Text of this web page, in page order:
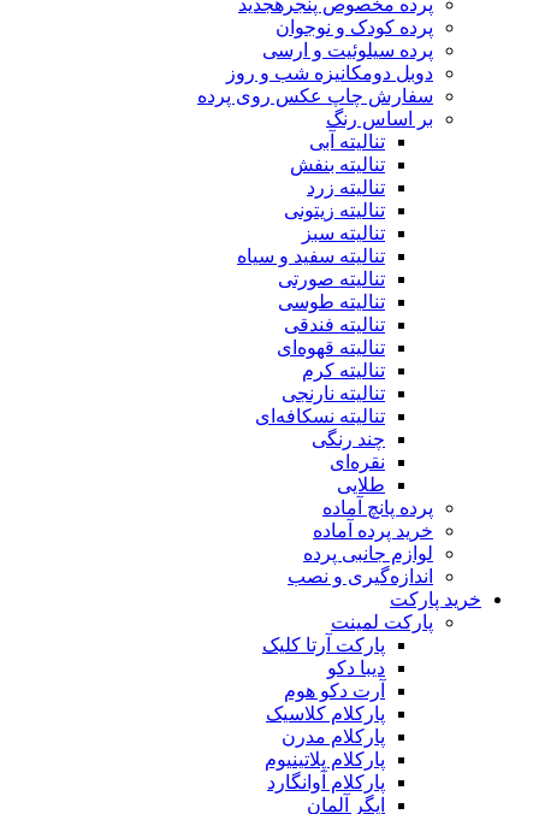
پرده کودک و نوجوان
پرده سیلوئیت و ارسی
دوبل دومکانیزه شب و روز
سفارش چاپ عکس روی پرده
بر اساس رنگ
تنالیته آبی
تنالیته بنفش
تنالیته زرد
تنالیته زیتونی
تنالیته سبز
تنالیته سفید و سیاه
تنالیته صورتی
تنالیته طوسی
تنالیته فندقی
تنالیته قهوه‌ای
تنالیته کرم
تنالیته نارنجی
تنالیته نسکافه‌ای
چند رنگی
نقره‌ای
طلایی
پرده پانچ آماده
خرید پرده آماده
لوازم جانبی پرده
اندازه‌گیری و نصب
خرید پارکت
پارکت لمینت
پارکت آرتا کلیک
دیبا دکو
آرت دکو هوم
پارکلام کلاسیک
پارکلام مدرن
پارکلام پلاتینیوم
پارکلام آوانگارد
ایگر آلمان